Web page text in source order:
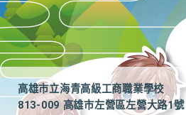
高雄市立海青高級工商職業學校
813-009 高雄市左營區左營大路1號